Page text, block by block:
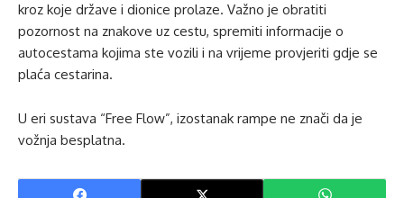
kroz koje države i dionice prolaze. Važno je obratiti
pozornost na znakove uz cestu, spremiti informacije o
autocestama kojima ste vozili i na vrijeme provjeriti gdje se
plaća cestarina.
U eri sustava “Free Flow”, izostanak rampe ne znači da je
vožnja besplatna.